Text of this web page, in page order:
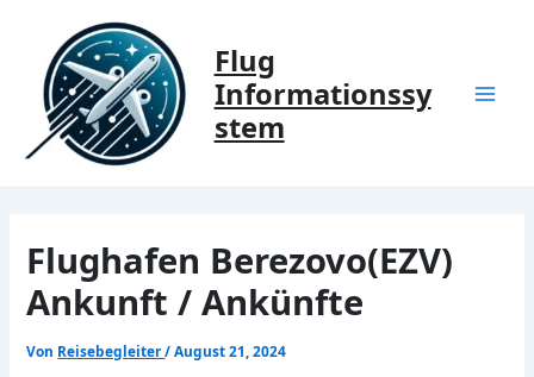
springen
Flug
Informationssy
stem
Flughafen Berezovo(EZV)
Ankunft / Ankünfte
Von Reisebegleiter/August 21, 2024